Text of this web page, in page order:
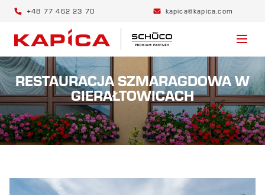
+48 77 462 23 70 kapica@kapica.com
RESTAURACJA SZMARAGDOWA W
GIERAŁTOWICACH